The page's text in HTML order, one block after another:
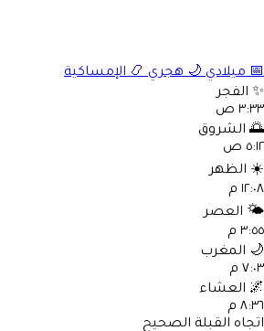
📅 ميلادي 🌙 هجري 📿 الإمساكية
✨ الفجر
٣:٣٣ ص
🌅 الشروق
٥:١٢ ص
☀️ الظهر
١٢:٠٨ م
🌤️ العصر
٣:٥٥ م
🌙 المغرب
٧:٠٣ م
🌌 العشاء
٨:٣٦ م
اتجاه القبلة الصحيح